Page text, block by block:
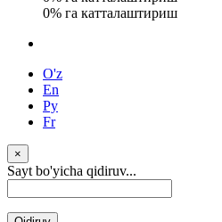
0% га катталаштириш
O'z
En
Ру
Fr
×
Sayt bo'yicha qidiruv...